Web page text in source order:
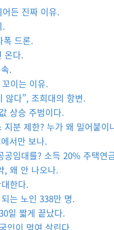
든 진짜 이유.
.
폭 드론.
온다.
.
이는 이유.
않다”, 조희대의 항변.
상승 주범이다.
지분 제한? 누가 왜 밀어붙이
서만 보나.
공임대를? 소득 20% 주택연
, 왜 안 나오나.
한다.
는 노인 338만 명.
일 짧게 끝났다.
인이 먹여 살린다.